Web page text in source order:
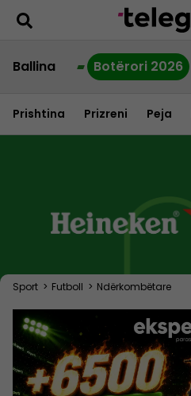
Ballina Botërori 2026
Prishtina Prizreni Peja
Sport > Futboll > Ndërkombëtare